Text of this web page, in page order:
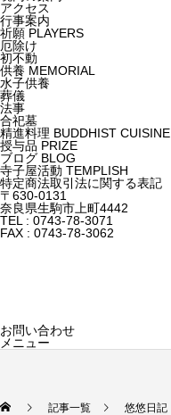
アクセス
行事案内
祈願 PLAYERS
厄除け
初不動
供養 MEMORIAL
水子供養
葬儀
法事
合祀墓
精進料理 BUDDHIST CUISINE
授与品 PRIZE
ブログ BLOG
寺子屋活動 TEMPLISH
特定商法取引法に関する表記
〒630-0131
奈良県生駒市上町4442
TEL : 0743-78-3071
FAX : 0743-78-3062
お問い合わせ
メニュー
記事一覧 悠悠日記